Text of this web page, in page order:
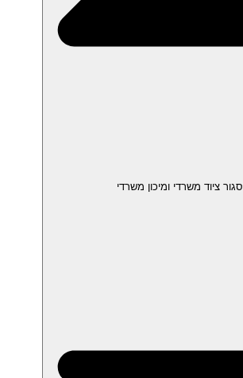
סגור ציוד משרדי ומיכון משרדי